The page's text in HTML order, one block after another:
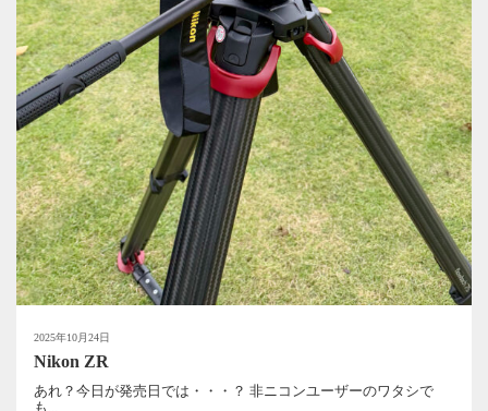
2025年10月24日
Nikon ZR
あれ？今日が発売日では・・・？ 非ニコンユーザーのワタシで
も...